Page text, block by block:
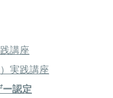
講座
実践講座
認定